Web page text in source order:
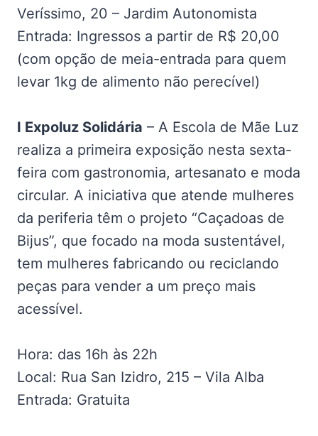
Veríssimo, 20 – Jardim Autonomista
Entrada: Ingressos a partir de R$ 20,00
(com opção de meia-entrada para quem
levar 1kg de alimento não perecível)
I Expoluz Solidária – A Escola de Mãe Luz
realiza a primeira exposição nesta sexta-
feira com gastronomia, artesanato e moda
circular. A iniciativa que atende mulheres
da periferia têm o projeto “Caçadoas de
Bijus”, que focado na moda sustentável,
tem mulheres fabricando ou reciclando
peças para vender a um preço mais
acessível.
Hora: das 16h às 22h
Local: Rua San Izidro, 215 – Vila Alba
Entrada: Gratuita